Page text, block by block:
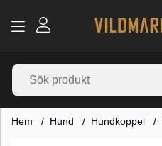
Hem Hund Hundkoppel